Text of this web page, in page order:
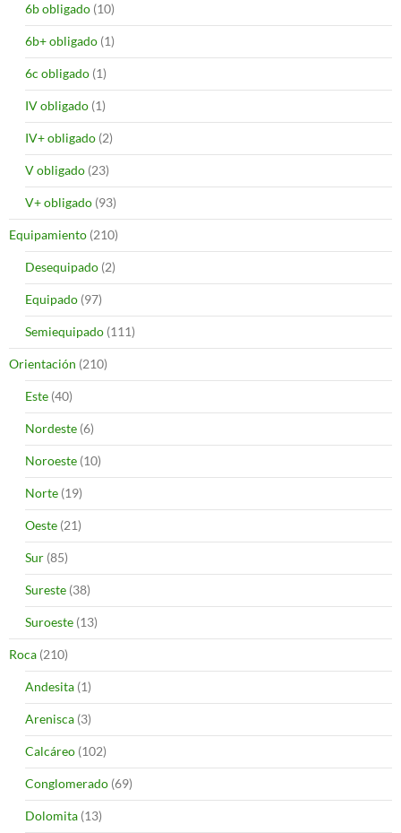
6b obligado (10)
6b+ obligado (1)
6c obligado (1)
IV obligado (1)
IV+ obligado (2)
V obligado (23)
V+ obligado (93)
Equipamiento (210)
Desequipado (2)
Equipado (97)
Semiequipado (111)
Orientación (210)
Este (40)
Nordeste (6)
Noroeste (10)
Norte (19)
Oeste (21)
Sur (85)
Sureste (38)
Suroeste (13)
Roca (210)
Andesita (1)
Arenisca (3)
Calcáreo (102)
Conglomerado (69)
Dolomita (13)